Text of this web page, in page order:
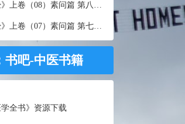
卷（08）素问篇 第八篇 灵兰秘典论
卷（07）素问篇 第七篇 阴阳别论
书吧-中医书籍
学全书》资源下载